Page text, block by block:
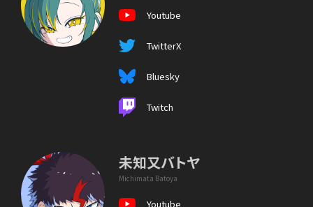
Youtube
TwitterX
Bluesky
Twitch
未知又バトヤ
Michimata Batoya
Youtube